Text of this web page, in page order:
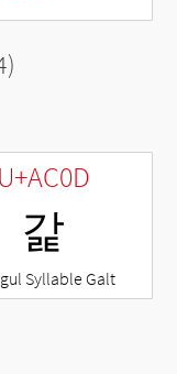
U+AC0D
갍
Syllable Galt